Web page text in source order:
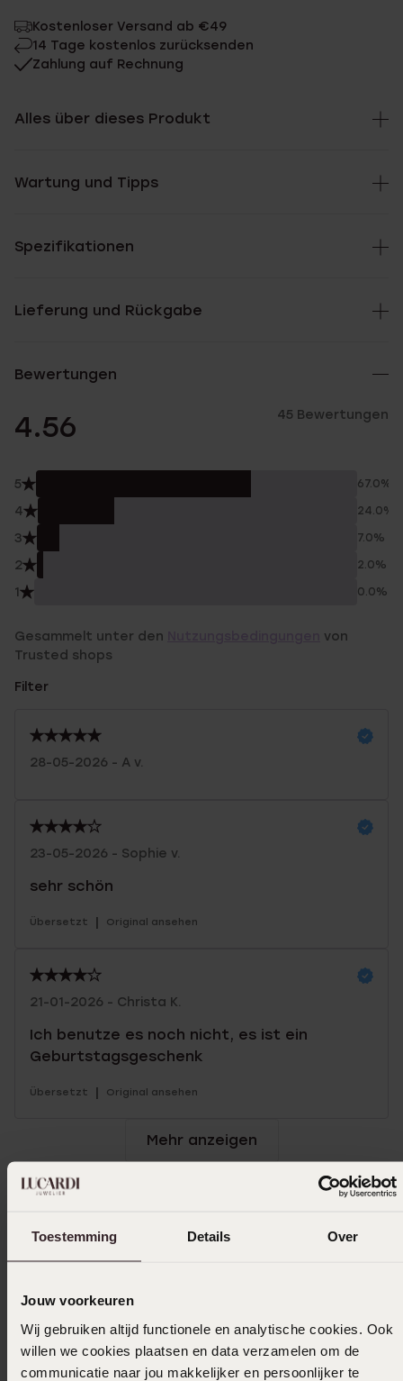
Toestemming Details Over
Jouw voorkeuren
Wij gebruiken altijd functionele en analytische cookies. Ook
willen we cookies plaatsen en data verzamelen om de
communicatie naar jou makkelijker en persoonlijker te
Kostenloser Versand ab €49
14 Tage kostenlos zurücksenden
Zahlung auf Rechnung
Alles über dieses Produkt
Wartung und Tipps
Spezifikationen
Lieferung und Rückgabe
Bewertungen
4.56 45 Bewertungen
5 67.0%
4 24.0%
3 7.0%
2 2.0%
1 0.0%
Gesammelt unter den
von
Trusted shops
Filter
28-05-2026 - A v.
23-05-2026 - Sophie v.
sehr schön
Übersetzt | Original ansehen
21-01-2026 - Christa K.
Ich benutze es noch nicht, es ist ein
Geburtstagsgeschenk
Übersetzt | Original ansehen
Mehr anzeigen
Größe auswählen und bestellen